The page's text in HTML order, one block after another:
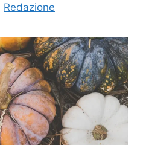
Redazione